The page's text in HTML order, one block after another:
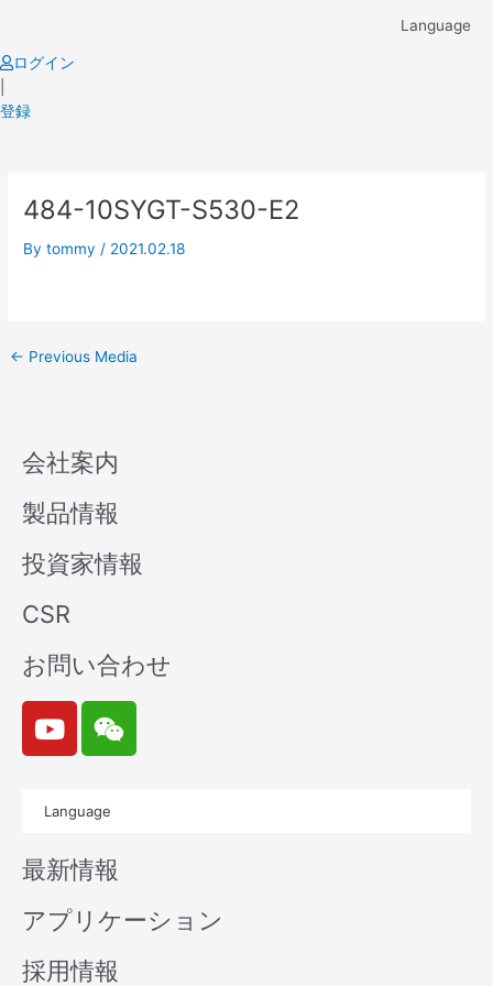
content
Language
ログイン
登録
484-10SYGT-S530-E2
Bytommy / 2021.02.18
navigation
← Previous Media
会社案内
製品情報
投資家情報
CSR
お問い合わせ
Y
o
u
b
e
W
e
i
n
Language
最新情報
アプリケーション
採用情報